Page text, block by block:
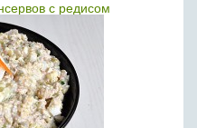
с редисом